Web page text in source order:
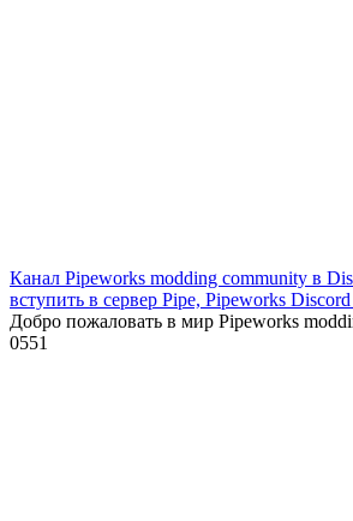
Канал Pipeworks modding community в
вступить в сервер Pipe, Pipeworks
Добро пожаловать в мир Pipeworks
0551